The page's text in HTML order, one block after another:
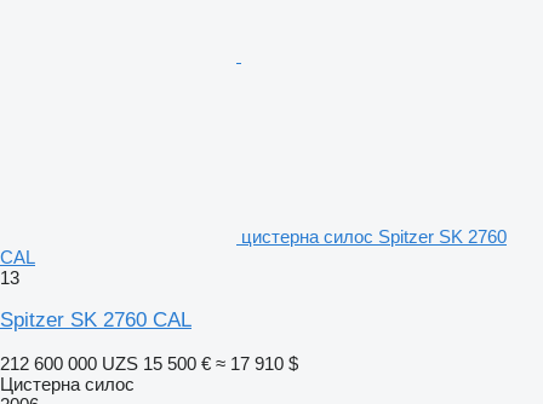
цистерна силос Spitzer SK 2760
CAL
13
Spitzer SK 2760 CAL
212 600 000 UZS 15 500 € ≈ 17 910 $
Цистерна силос